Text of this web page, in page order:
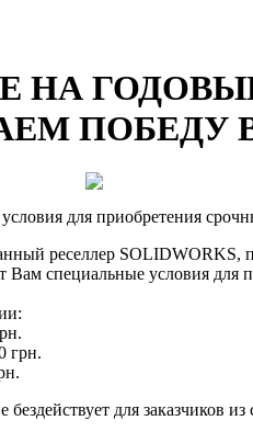
ГОДОВЫЕ
ПОБЕДУ
для приобретения
реселлер SOLIDWORKS,
специальные условия для
грн.
для заказчиков